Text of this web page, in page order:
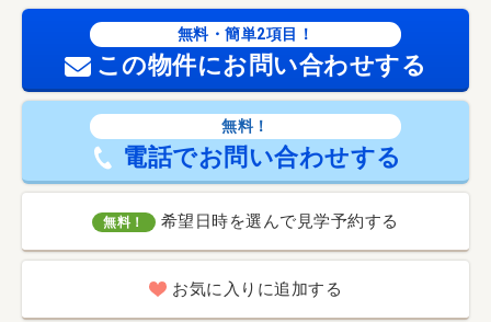
無料・簡単2項目！
この物件にお問い合わせする
無料！
電話でお問い合わせする
無料！ 希望日時を選んで見学予約する
お気に入りに追加する